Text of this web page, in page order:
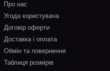
Про нас
Угода користувача
Договір оферти
Доставка і оплата
Обмін та повернення
Таблиця розмірів